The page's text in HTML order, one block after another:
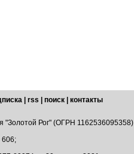
rss поиск
контакты
"Золотой Рог" (ОГРН 1162536095358)
606;